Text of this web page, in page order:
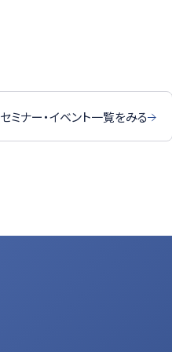
セミナー・イベント一覧をみる